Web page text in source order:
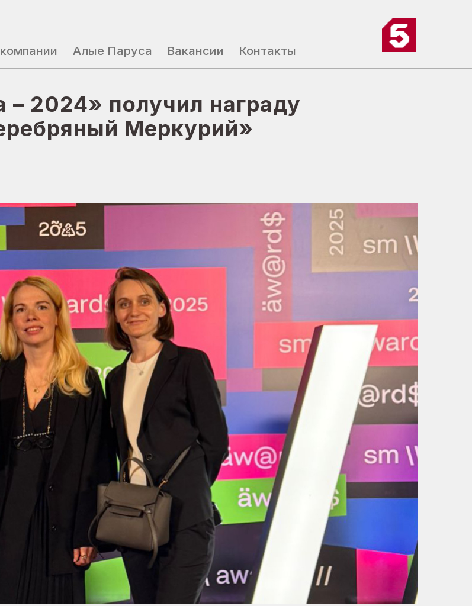
Алые Паруса Контакты
Вакансии
Алые Паруса Контакты
Вакансии
2024» получил награду
Меркурий»